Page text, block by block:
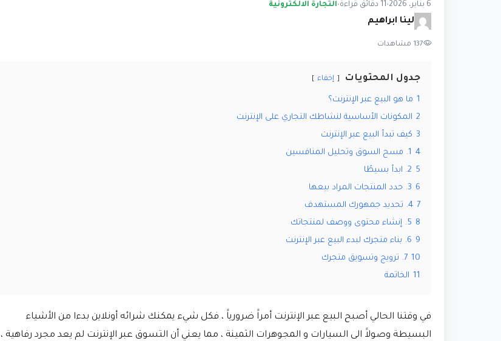
6 يناير، 2026 •11 دقائق قراءة •التجارة الالكترونية
لينا ابراهيم
137 مشاهدات
جدول المحتويات إخفاء
1 ما هو البيع عبر الإنترنت؟
2 المكونات الأساسية لنشاطك التجاري على الإنترنت
3 كيف تبدأ البيع عبر الإنترنت
4 1. مسح السوق وتحليل المنافسين
5 2. ابدأ بسيطًا
6 3. حدد المنتجات المراد بيعها
7 4. تحديد جمهورك المستهدف
8 5. إنشاء محتوى ووصف لمنتجاتك
9 6. بناء متجرك لبدء البيع عبر الإنترنت
10 7. ترويج وتسويق متجرك
11 الخاتمة
في وقتنا الحالي أصبح البيع عبر الإنترنت أمراََ ضرورياََ ، فكل شيء يمكنك شرائه أونلاين بدءا من الأشياء
البسيطة وصولاََ الى السيارات و المجوهرات الثمينة ، مما يعني أن التسوق عبر الإنترنت لم يعد مجرد رفاهية ،